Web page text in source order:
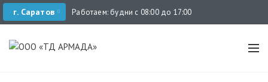
г. Саратов Работаем: будни с 08:00 до 17:00